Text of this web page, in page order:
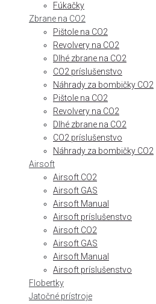
Fúkačky
Zbrane na CO2
Pištole na CO2
Revolvery na CO2
Dlhé zbrane na CO2
CO2 príslušenstvo
Náhrady za bombičky CO2
Pištole na CO2
Revolvery na CO2
Dlhé zbrane na CO2
CO2 príslušenstvo
Náhrady za bombičky CO2
Airsoft
Airsoft CO2
Airsoft GAS
Airsoft Manual
Airsoft príslušenstvo
Airsoft CO2
Airsoft GAS
Airsoft Manual
Airsoft príslušenstvo
Flobertky
Jatočné prístroje